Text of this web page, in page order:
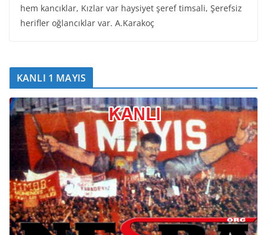
hem kancıklar, Kızlar var haysiyet şeref timsali, Şerefsiz
herifler oğlancıklar var. A.Karakoç
KANLI 1 MAYIS